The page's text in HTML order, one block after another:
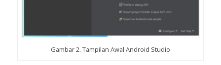
Gambar 2. Tampilan Awal Android Studio